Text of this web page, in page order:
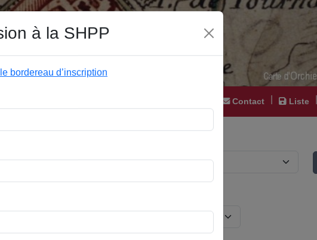
Contact Liste
à la SHPP
bordereau d’inscription